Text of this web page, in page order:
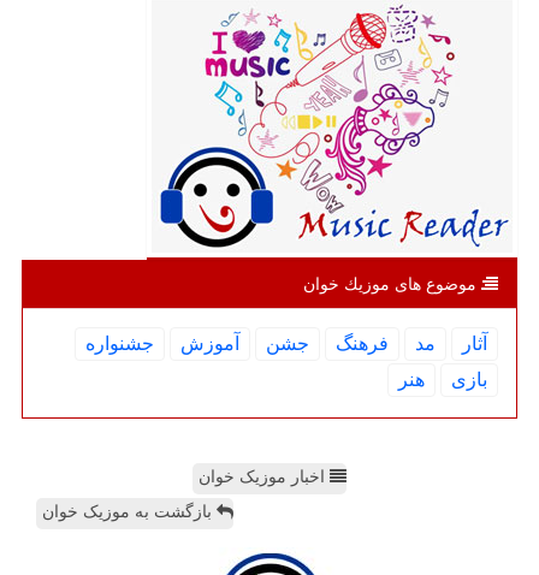
موضوع های موزیك خوان
آثار مد فرهنگ جشن آموزش
جشنواره
بازی
هنر
اخبار موزیک خوان
بازگشت به موزیک خوان